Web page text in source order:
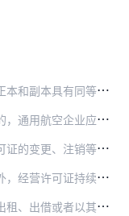
本具有同等法律效力。
航地区管理局提出变更经营许可证载明事项的申请。
报送民航局备案，民航局定期予以公告。
营许可证持续有效。
者以其他形式非法转让。